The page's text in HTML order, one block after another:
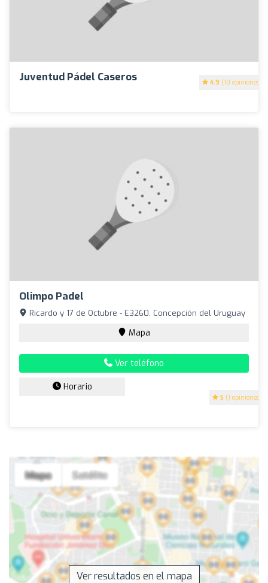
Juventud Pádel Caseros 4.9 (10 opiniones)
Olimpo Padel
5 (1 opiniones)
Ricardo y 17 de Octubre - E3260, Concepción del Uruguay
Mapa
Ver teléfono
Horario
Ver resultados en el mapa